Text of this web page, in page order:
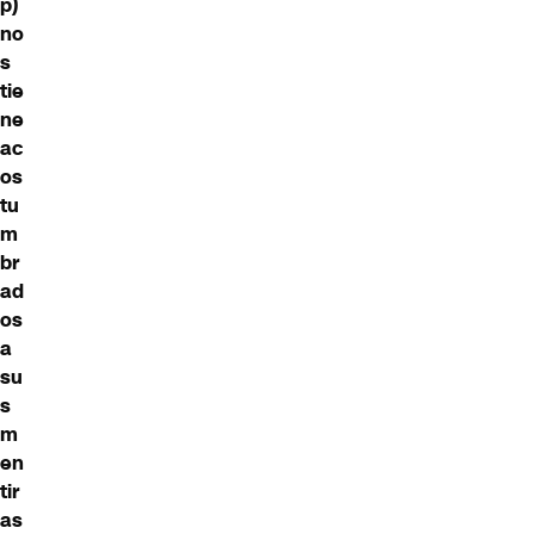
no
s
tie
ne
ac
os
tu
m
br
ad
os
a
su
s
m
en
tir
as